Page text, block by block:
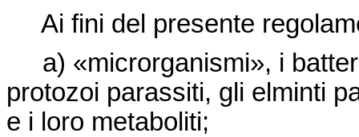
Ai fini del presente
a) «microrganismi», i
protozoi parassiti, gli elminti
e i loro metaboliti;